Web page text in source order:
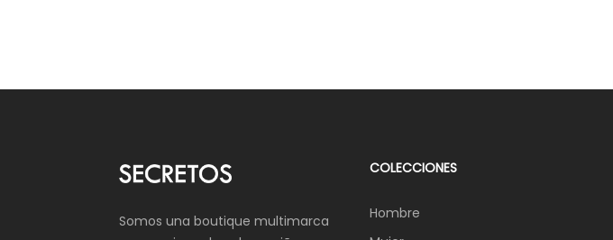
Somos una boutique multimarca
COLECCIONES
Hombre